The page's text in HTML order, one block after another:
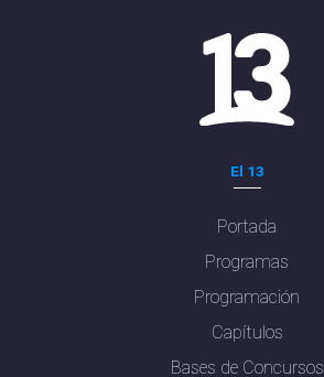
El 13
Portada
Programas
Programación
Capítulos
Bases de Concursos